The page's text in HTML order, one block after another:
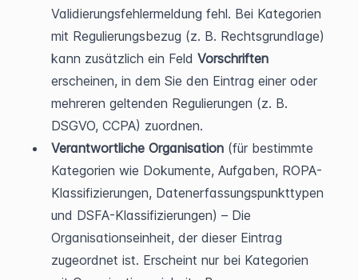
Validierungsfehlermeldung fehl. Bei Kategorien
mit Regulierungsbezug (z. B. Rechtsgrundlage)
kann zusätzlich ein Feld Vorschriften
erscheinen, in dem Sie den Eintrag einer oder
mehreren geltenden Regulierungen (z. B.
DSGVO, CCPA) zuordnen.
Verantwortliche Organisation (für bestimmte
Kategorien wie Dokumente, Aufgaben, ROPA-
Klassifizierungen, Datenerfassungspunkttypen
und DSFA-Klassifizierungen) – Die
Organisationseinheit, der dieser Eintrag
zugeordnet ist. Erscheint nur bei Kategorien